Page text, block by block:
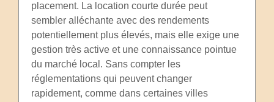
placement. La location courte durée peut
sembler alléchante avec des rendements
potentiellement plus élevés, mais elle exige une
gestion très active et une connaissance pointue
du marché local. Sans compter les
réglementations qui peuvent changer
rapidement, comme dans certaines villes